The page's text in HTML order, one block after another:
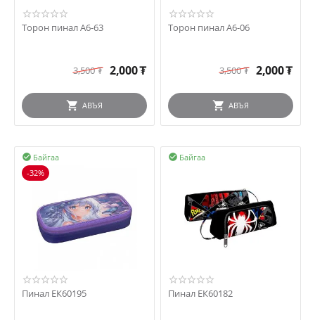
Торон пинал А6-63
3,500₮ 2,000₮
АВЪЯ
Торон пинал А6-06
3,500₮ 2,000₮
АВЪЯ
Байгаа

-32%
Пинал ЕК60195
Байгаа

Пинал ЕК60182